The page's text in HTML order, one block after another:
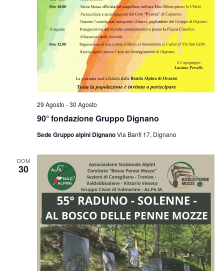
90° fondazione Gruppo Dignano
29 Agosto -30 Agosto
Sede Gruppo alpini DignanoVia Banfi 17, Dignano
DOM
30